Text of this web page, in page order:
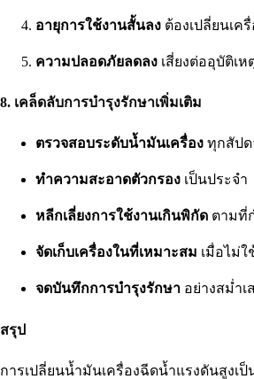
อายุการใช้งานสั้นลง ต้องเปลี่ยนเค
ความปลอดภัยลดลง เสี่ยงต่ออุบัติเ
8. เคล็ดลับการบำรุงรักษาเพิ่มเติม
ตรวจสอบระดับน้ำมันเครื่อง ทุกสัปด
ทำความสะอาดตัวกรอง เป็นประจำ
หลีกเลี่ยงการใช้งานเกินพิกัด ตามที่
จัดเก็บเครื่องในที่เหมาะสม เมื่อไม่ใ
จดบันทึกการบำรุงรักษา อย่างสม่ำเ
สรุป
การเปลี่ยนน้ำมันเครื่องฉีดน้ำแรงดันสูงเ